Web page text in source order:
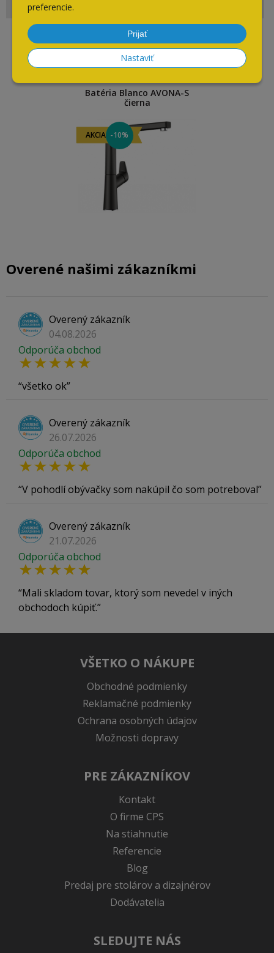
preferencie.
Prijať
Nastaviť
Naposledy navštívené
Batéria Blanco AVONA-S
čierna
AKCIA -10%
Overené našimi zákazníkmi
Overený zákazník
04.08.2026
Odporúča obchod
všetko ok
Overený zákazník
26.07.2026
Odporúča obchod
V pohodlí obývačky som nakúpil čo som potreboval
Overený zákazník
21.07.2026
Odporúča obchod
Mali skladom tovar, ktorý som nevedel v iných
obchodoch kúpiť.
VŠETKO O NÁKUPE
Obchodné podmienky
Reklamačné podmienky
Ochrana osobných údajov
Možnosti dopravy
PRE ZÁKAZNÍKOV
Kontakt
O firme CPS
Na stiahnutie
Referencie
Blog
Predaj pre stolárov a dizajnérov
Dodávatelia
SLEDUJTE NÁS